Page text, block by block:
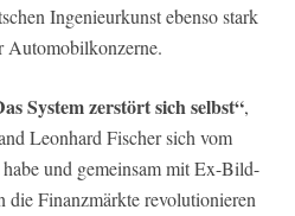
Ingenieurkunst ebenso stark
Automobilkonzerne.
System zerstört sich selbst“,
Leonhard Fischer sich vom
und gemeinsam mit Ex-Bild-
Finanzmärkte revolutionieren